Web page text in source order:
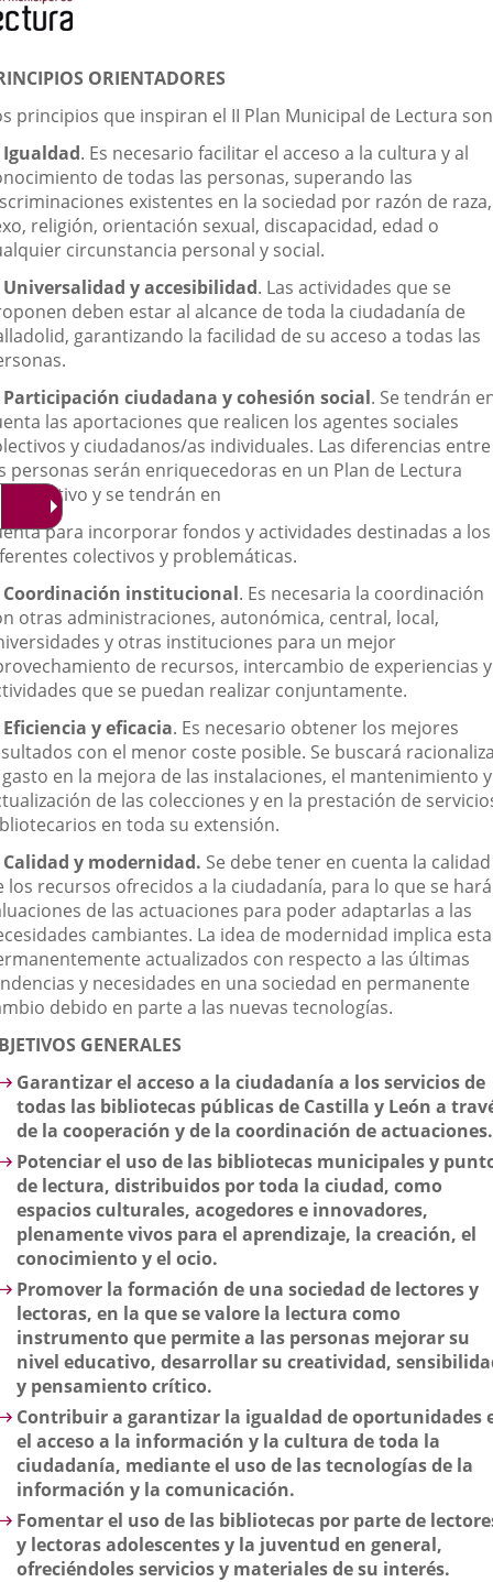
ORIENTADORES
principios que inspiran el II Plan Municipal de Lectura
Igualdad. Es necesario facilitar el acceso a la cultura y al
de todas las personas, superando las
existentes en la sociedad por razón de raza,
religión, orientación sexual, discapacidad, edad o
circunstancia personal y social.
Universalidad y accesibilidad. Las actividades que se
deben estar al alcance de toda la ciudadanía de
garantizando la facilidad de su acceso a todas las
Participación ciudadana y cohesión social. Se tendrán
las aportaciones que realicen los agentes sociales
y ciudadanos/as individuales. Las diferencias entre
personas serán enriquecedoras en un Plan de Lectura
y se tendrán en
para incorporar fondos y actividades destinadas a los
colectivos y problemáticas.
Coordinación institucional. Es necesaria la coordinación
otras administraciones, autonómica, central, local,
y otras instituciones para un mejor
de recursos, intercambio de experiencias y
que se puedan realizar conjuntamente.
Eficiencia y eficacia. Es necesario obtener los mejores
con el menor coste posible. Se buscará
en la mejora de las instalaciones, el mantenimiento y
de las colecciones y en la prestación de
en toda su extensión.
Calidad y modernidad. Se debe tener en cuenta la calidad
los recursos ofrecidos a la ciudadanía, para lo que se
de las actuaciones para poder adaptarlas a las
cambiantes. La idea de modernidad implica
actualizados con respecto a las últimas
y necesidades en una sociedad en permanente
debido en parte a las nuevas tecnologías.
GENERALES
Garantizar el acceso a la ciudadanía a los servicios de
todas las bibliotecas públicas de Castilla y León a
de la cooperación y de la coordinación de actuaciones.
Potenciar el uso de las bibliotecas municipales y
de lectura, distribuidos por toda la ciudad, como
espacios culturales, acogedores e innovadores,
plenamente vivos para el aprendizaje, la creación, el
conocimiento y el ocio.
Promover la formación de una sociedad de lectores y
lectoras, en la que se valore la lectura como
instrumento que permite a las personas mejorar su
nivel educativo, desarrollar su creatividad,
y pensamiento crítico.
Contribuir a garantizar la igualdad de oportunidades
el acceso a la información y la cultura de toda la
ciudadanía, mediante el uso de las tecnologías de la
información y la comunicación.
Fomentar el uso de las bibliotecas por parte de
y lectoras adolescentes y la juventud en general,
ofreciéndoles servicios y materiales de su interés.